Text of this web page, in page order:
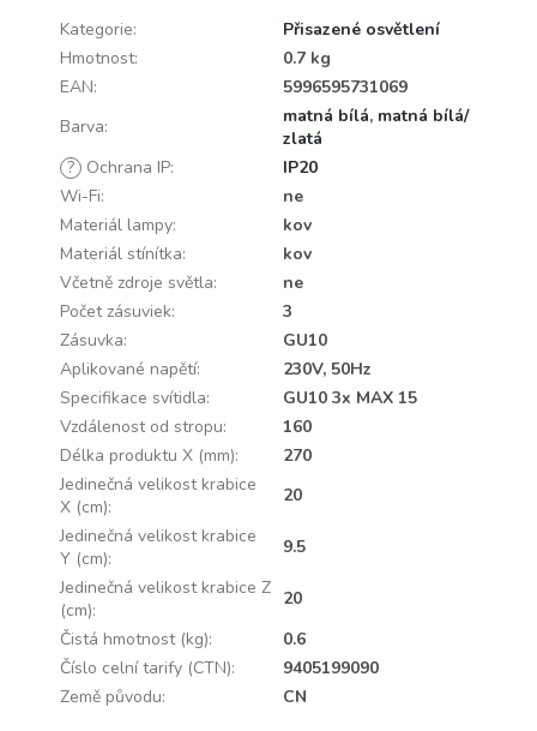
Kategorie:
Přisazené osvětlení
Hmotnost:
0.7 kg
EAN:
5996595731069
Barva: matná bílá, matná bílá/
zlatá
? Ochrana IP:
IP20
Wi-Fi:
ne
Materiál lampy:
kov
Materiál stínítka:
kov
Včetně zdroje světla:
ne
Počet zásuviek:
3
Zásuvka:
GU10
Aplikované napětí:
230V, 50Hz
Specifikace svítidla:
GU10 3x MAX 15
Vzdálenost od stropu:
160
Délka produktu X (mm):
270
Jedinečná velikost krabice
X (cm):
20
Jedinečná velikost krabice
Y (cm):
9.5
Jedinečná velikost krabice Z
(cm):
20
Čistá hmotnost (kg):
0.6
Číslo celní tarify (CTN):
9405199090
Země původu: CN